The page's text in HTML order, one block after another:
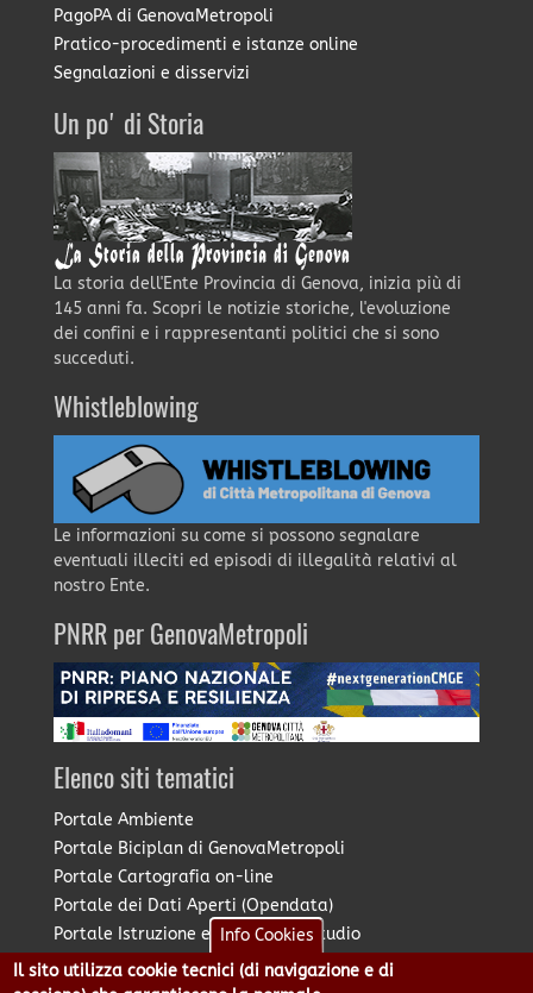
PagoPA di GenovaMetropoli
Pratico-procedimenti e istanze online
Segnalazioni e disservizi
Un po' di Storia
La storia dell'Ente Provincia di Genova, inizia più di
145 anni fa. Scopri le notizie storiche, l'evoluzione
dei confini e i rappresentanti politici che si sono
succeduti.
Whistleblowing
Le informazioni su come si possono segnalare
eventuali illeciti ed episodi di illegalità relativi al
nostro Ente.
PNRR per GenovaMetropoli
Elenco siti tematici
Portale Ambiente
Portale Biciplan di GenovaMetropoli
Portale Cartografia on-line
Portale dei Dati Aperti (Opendata)
Portale Istruzione e Diritto allo Studio
Portale Marketing Territoriale
Info Cookies
Il sito utilizza cookie tecnici (di navigazione e di